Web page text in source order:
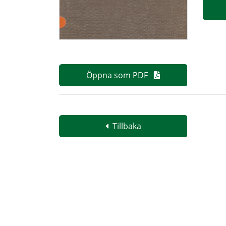
Öppna som PDF
Tillbaka